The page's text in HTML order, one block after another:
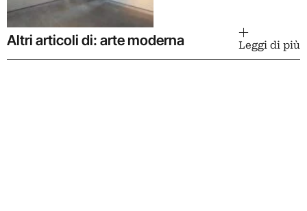
Altri articoli di: arte moderna Leggi di più